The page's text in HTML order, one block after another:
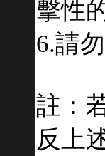
擊性
6.請
註：
反上